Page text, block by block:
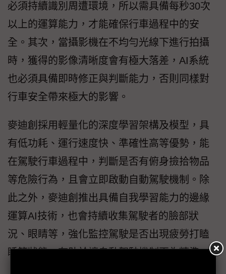
必須持續識別周遭環境，所以需具備每秒30次
以上的運算能力，才能確保行車過程中的安
全。其次，當攝影機在不均勻光線下進行拍攝
時，獲得的影像清晰度會有極大落差，AI系統
也必須具備即時修正與判斷能力，否則同樣對
行車安全帶來極大的影響。
麥迪創採用輕量化的深度學習架構及模型，具
有低功耗、運行速度快、準確性高等優勢，能
在駕駛行車過程中，判斷是否有俯身撿拾物品
等危險行為，且會立即啟動自動駕駛機制。除
此之外，麥迪創推出具備自我學習能力的邊緣
運算AI技術，也會持續收集駕駛者的臉部狀
況、眼睛等，強化監控駕駛是否出現疲勞打瞌
睡等狀態，有助於讓自動駕駛機制更為精準。